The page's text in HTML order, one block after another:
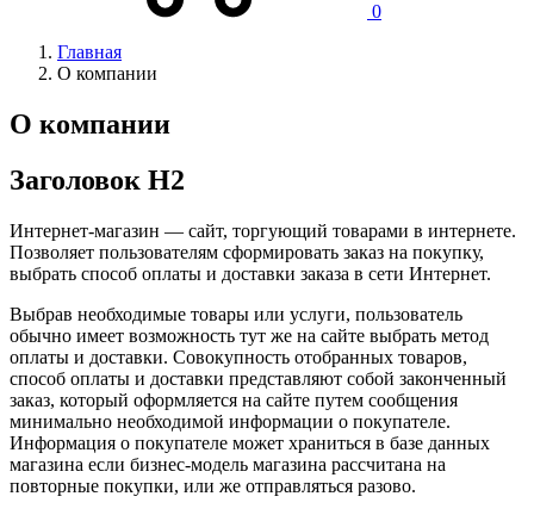
0
Главная
О компании
О компании
Заголовок H2
Интернет-магазин — сайт, торгующий товарами в интернете.
Позволяет пользователям сформировать заказ на покупку,
выбрать способ оплаты и доставки заказа в сети Интернет.
Выбрав необходимые товары или услуги, пользователь
обычно имеет возможность тут же на сайте выбрать метод
оплаты и доставки. Совокупность отобранных товаров,
способ оплаты и доставки представляют собой законченный
заказ, который оформляется на сайте путем сообщения
минимально необходимой информации о покупателе.
Информация о покупателе может храниться в базе данных
магазина если бизнес-модель магазина рассчитана на
повторные покупки, или же отправляться разово.